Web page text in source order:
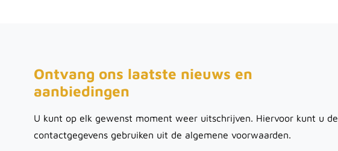
Ontvang ons laatste nieuws en
aanbiedingen
U kunt op elk gewenst moment weer uitschrijven. Hiervoor kunt u de
contactgegevens gebruiken uit de algemene voorwaarden.